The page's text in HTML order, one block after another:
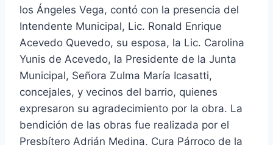
los Ángeles Vega, contó con la presencia del
Intendente Municipal, Lic. Ronald Enrique
Acevedo Quevedo, su esposa, la Lic. Carolina
Yunis de Acevedo, la Presidente de la Junta
Municipal, Señora Zulma María Icasatti,
concejales, y vecinos del barrio, quienes
expresaron su agradecimiento por la obra. La
bendición de las obras fue realizada por el
Presbítero Adrián Medina, Cura Párroco de la